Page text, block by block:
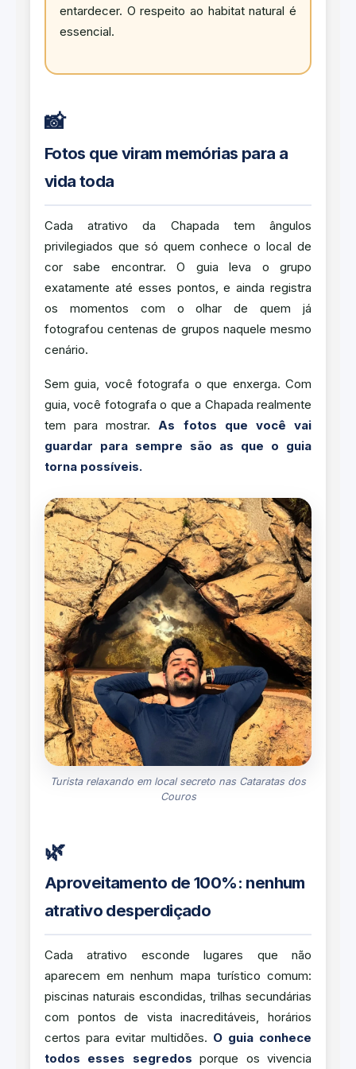
entardecer. O respeito ao habitat natural é
essencial.
📸
Fotos que viram memórias para a
vida toda
Cada atrativo da Chapada tem ângulos
privilegiados que só quem conhece o local de
cor sabe encontrar. O guia leva o grupo
exatamente até esses pontos, e ainda registra
os momentos com o olhar de quem já
fotografou centenas de grupos naquele mesmo
cenário.
Sem guia, você fotografa o que enxerga. Com
guia, você fotografa o que a Chapada realmente
tem para mostrar.As fotos que você vai
guardar para sempre são as que o guia
torna possíveis.
Turista relaxando em local secreto nas Cataratas dos
Couros
🌿
Aproveitamento de 100%: nenhum
atrativo desperdiçado
Cada atrativo esconde lugares que não
aparecem em nenhum mapa turístico comum:
piscinas naturais escondidas, trilhas secundárias
com pontos de vista inacreditáveis, horários
certos para evitar multidões. O guia conhece
todos esses segredos porque os vivencia